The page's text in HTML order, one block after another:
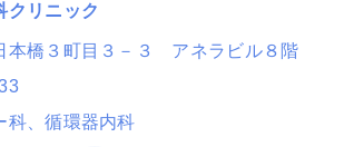
クリニック
本橋３町目３－３ アネラビル８階
科、循環器内科